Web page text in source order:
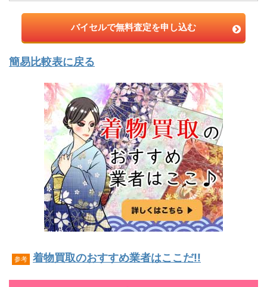
バイセルで無料査定を申し込む
簡易比較表に戻る
参考 着物買取のおすすめ業者はここだ!!